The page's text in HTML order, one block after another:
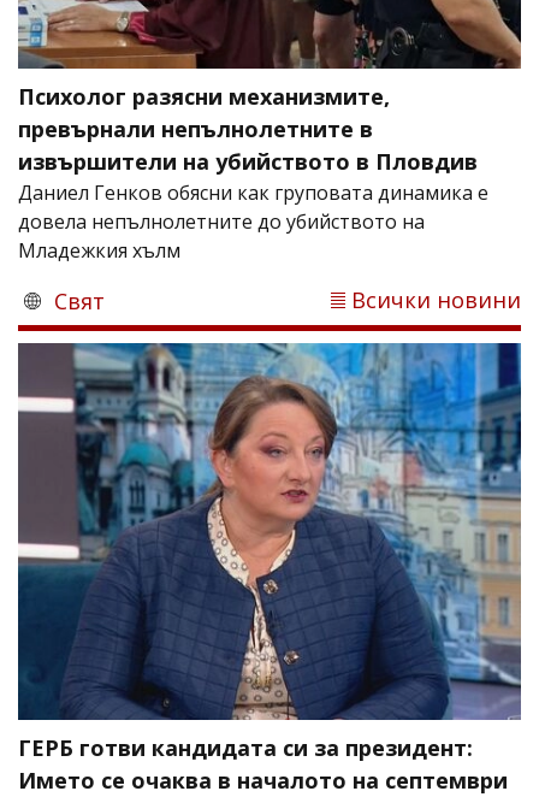
Психолог разясни механизмите,
превърнали непълнолетните в
извършители на убийството в Пловдив
Даниел Генков обясни как груповата динамика е
довела непълнолетните до убийството на
Младежкия хълм
Свят Всички новини
ГЕРБ готви кандидата си за президент:
Името се очаква в началото на септември